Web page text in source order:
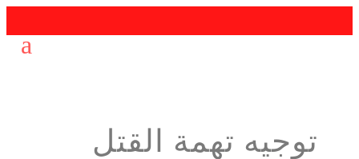
توجيه تهمة القتل